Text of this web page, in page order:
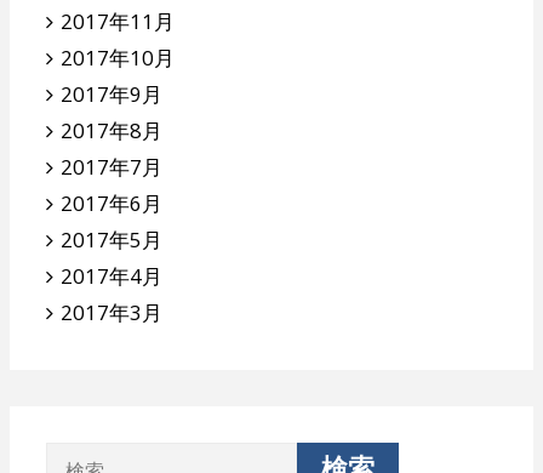
2017年11月
2017年10月
2017年9月
2017年8月
2017年7月
2017年6月
2017年5月
2017年4月
2017年3月